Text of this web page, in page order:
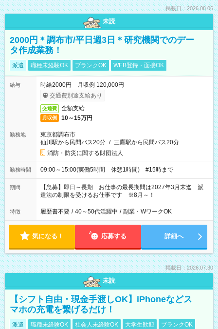
掲載日：2026.08.06
未読
2000円＊調布市/平日週3日＊研究機関でのデー
タ作成業務！
派遣 職種未経験OK ブランクOK WEB登録・面接OK
給与
時給2000円 月収例 120,000円
交通費別途支給あり
交通費 全額支給
月収例 10～15万円
勤務地
東京都調布市
仙川駅から民間バス20分 / 三鷹駅から民間バス20分
消防・防災に関する財団法人
勤務時間 09:00～15:00(実働5時間 休憩1時間) #15時まで
期間
【急募】即日～長期 お仕事の最長期間は2027年3月末迄 派
遣法の制限を受けるお仕事です ※8月～！
特徴 履歴書不要 / 40～50代活躍中 / 副業・WワークOK
気になる！ 応募する 詳細へ
掲載日：2026.07.30
未読
【シフト自由・現金手渡しOK】iPhoneなどス
マホの充電を繋げるだけ！
派遣 職種未経験OK 社会人未経験OK 大学生歓迎 ブランクOK